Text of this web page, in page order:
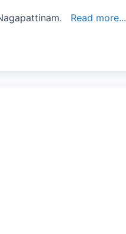
Read more...